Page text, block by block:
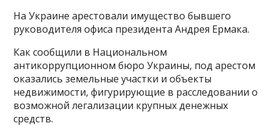
На Украине арестовали имущество бывшего
руководителя офиса президента Андрея Ермака.
Как сообщили в Национальном
антикоррупционном бюро Украины, под арестом
оказались земельные участки и объекты
недвижимости, фигурирующие в расследовании о
возможной легализации крупных денежных
средств.